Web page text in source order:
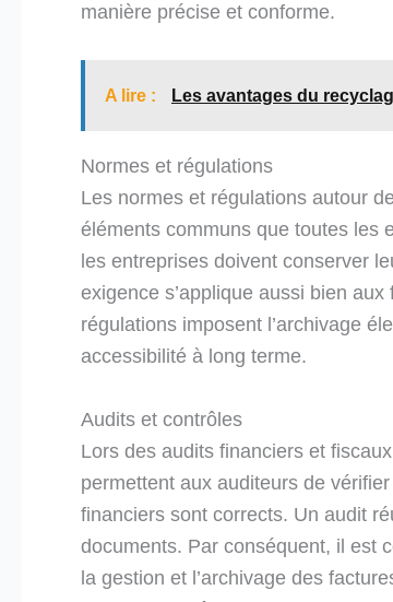
manière précise et conforme.
A lire : Les avantages du
Normes et régulations
Les normes et régulations autour
éléments communs que toutes les
les entreprises doivent conserver
exigence s’applique aussi bien
régulations imposent l’archivage
accessibilité à long terme.
Audits et contrôles
Lors des audits financiers et
permettent aux auditeurs de
financiers sont corrects. Un audit
documents. Par conséquent, il est
la gestion et l’archivage des